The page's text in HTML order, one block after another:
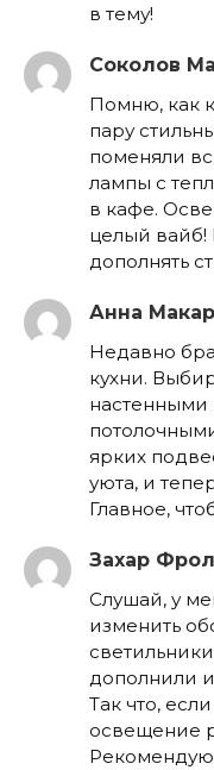
в тему!
Соколов
Помню, как
пару
поменяли
лампы с
в кафе.
целый вайб!
дополнять
Анна
Недавно
кухни.
настенными
ярких
уюта, и
Главное,
Захар
Слушай, у
изменить
дополнили
Так что,
освещение